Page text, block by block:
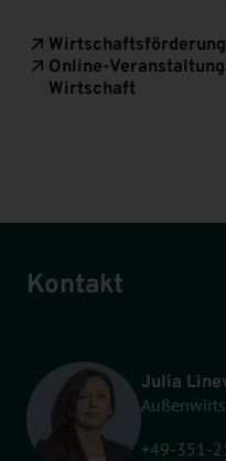
Wirtschaftsförderung
Online-
Wirtschaft
Kontakt
Julia
+49-351-